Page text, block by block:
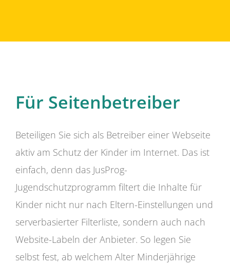
Für Seitenbetreiber
Beteiligen Sie sich als Betreiber einer Webseite
aktiv am Schutz der Kinder im Internet. Das ist
einfach, denn das JusProg-
Jugendschutzprogramm filtert die Inhalte für
Kinder nicht nur nach Eltern-Einstellungen und
serverbasierter Filterliste, sondern auch nach
Website-Labeln der Anbieter. So legen Sie
selbst fest, ab welchem Alter Minderjährige